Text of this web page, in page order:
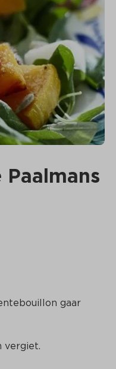
gaar
vergiet.